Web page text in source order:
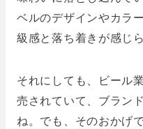
ベルのデザインやカラ
級感と落ち着きが感じ
それにしても、ビール
売されていて、ブラン
ね。でも、そのおかげ